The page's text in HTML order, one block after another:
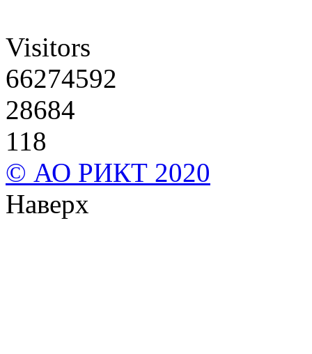
Visitors
66274592
28684
118
© АО РИКТ 2020
Наверх